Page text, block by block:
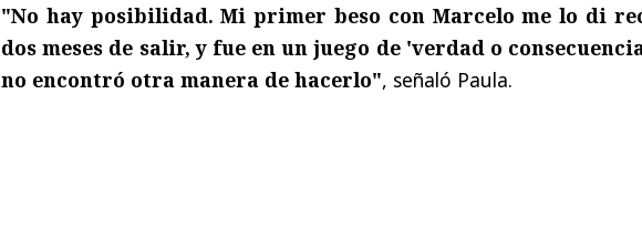
"No hay posibilidad. Mi primer beso con Marcelo me lo di
dos meses de salir, y fue en un juego de 'verdad o
no encontró otra manera de hacerlo", señaló Paula.